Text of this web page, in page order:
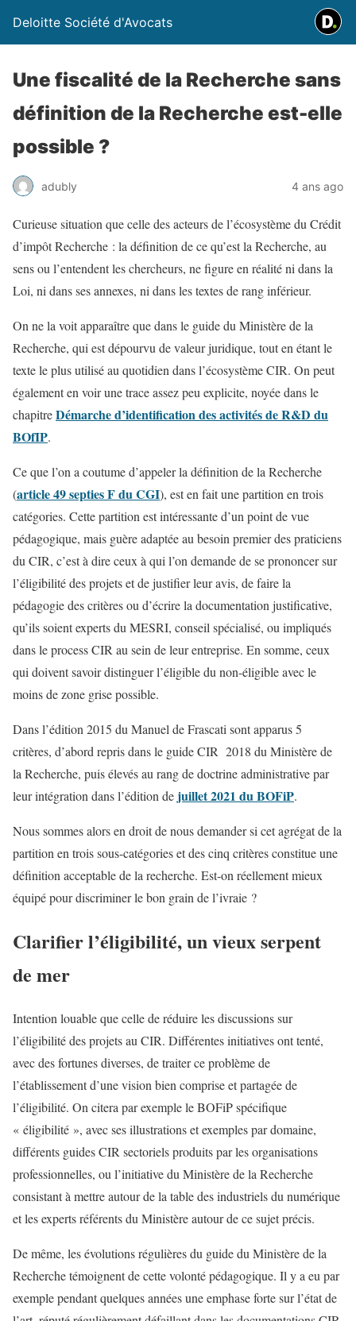
Deloitte Société d'Avocats
Une fiscalité de la Recherche sans
définition de la Recherche est-elle
possible ?
adubly 4 ans ago
Curieuse situation que celle des acteurs de l’écosystème du Crédit
d’impôt Recherche : la définition de ce qu’est la Recherche, au
sens ou l’entendent les chercheurs, ne figure en réalité ni dans la
Loi, ni dans ses annexes, ni dans les textes de rang inférieur.
On ne la voit apparaître que dans le guide du Ministère de la
Recherche, qui est dépourvu de valeur juridique, tout en étant le
texte le plus utilisé au quotidien dans l’écosystème CIR. On peut
également en voir une trace assez peu explicite, noyée dans le
chapitreDémarche d’identification des activités de R&D du
BOfIP.
Ce que l’on a coutume d’appeler la définition de la Recherche
(article 49 septies F du CGI), est en fait une partition en trois
catégories. Cette partition est intéressante d’un point de vue
pédagogique, mais guère adaptée au besoin premier des praticiens
du CIR, c’est à dire ceux à qui l’on demande de se prononcer sur
l’éligibilité des projets et de justifier leur avis, de faire la
pédagogie des critères ou d’écrire la documentation justificative,
qu’ils soient experts du MESRI, conseil spécialisé, ou impliqués
dans le process CIR au sein de leur entreprise. En somme, ceux
qui doivent savoir distinguer l’éligible du non-éligible avec le
moins de zone grise possible.
Dans l’édition 2015 du Manuel de Frascati sont apparus 5
critères, d’abord repris dans le guide CIR 2018 du Ministère de
la Recherche, puis élevés au rang de doctrine administrative par
leur intégration dans l’édition de juillet 2021 du BOFiP.
Nous sommes alors en droit de nous demander si cet agrégat de la
partition en trois sous-catégories et des cinq critères constitue une
définition acceptable de la recherche. Est-on réellement mieux
équipé pour discriminer le bon grain de l’ivraie ?
Clarifier l’éligibilité, un vieux serpent
de mer
Intention louable que celle de réduire les discussions sur
l’éligibilité des projets au CIR. Différentes initiatives ont tenté,
avec des fortunes diverses, de traiter ce problème de
l’établissement d’une vision bien comprise et partagée de
l’éligibilité. On citera par exemple le BOFiP spécifique
« éligibilité », avec ses illustrations et exemples par domaine,
différents guides CIR sectoriels produits par les organisations
professionnelles, ou l’initiative du Ministère de la Recherche
consistant à mettre autour de la table des industriels du numérique
et les experts référents du Ministère autour de ce sujet précis.
De même, les évolutions régulières du guide du Ministère de la
Recherche témoignent de cette volonté pédagogique. Il y a eu par
exemple pendant quelques années une emphase forte sur l’état de